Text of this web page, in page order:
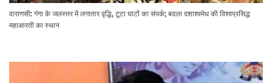
वाराणसी: गंगा के जलस्तर में लगातार वृद्धि, टूटा घाटों का संपर्क; बदला दशाश्वमेध की विश्वप्रसिद्ध
महाआरती का स्थान